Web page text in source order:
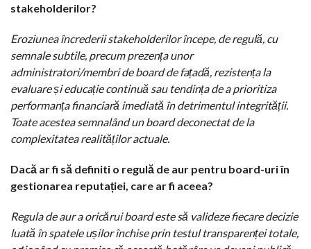
stakeholderilor?
Eroziunea încrederii stakeholderilor începe, de regulă, cu
semnale subtile, precum prezența unor
administratori/membri de board de fațadă, rezistența la
evaluare și educație continuă sau tendința de a prioritiza
performanța financiară imediată în detrimentul integrității.
Toate acestea semnalând un board deconectat de la
complexitatea realităților actuale.
Dacă ar fi să definiti o regulă de aur pentru board-uri în
gestionarea reputației, care ar fi aceea?
Regula de aur a oricărui board este să valideze fiecare decizie
luată în spatele ușilor închise prin testul transparenței totale,